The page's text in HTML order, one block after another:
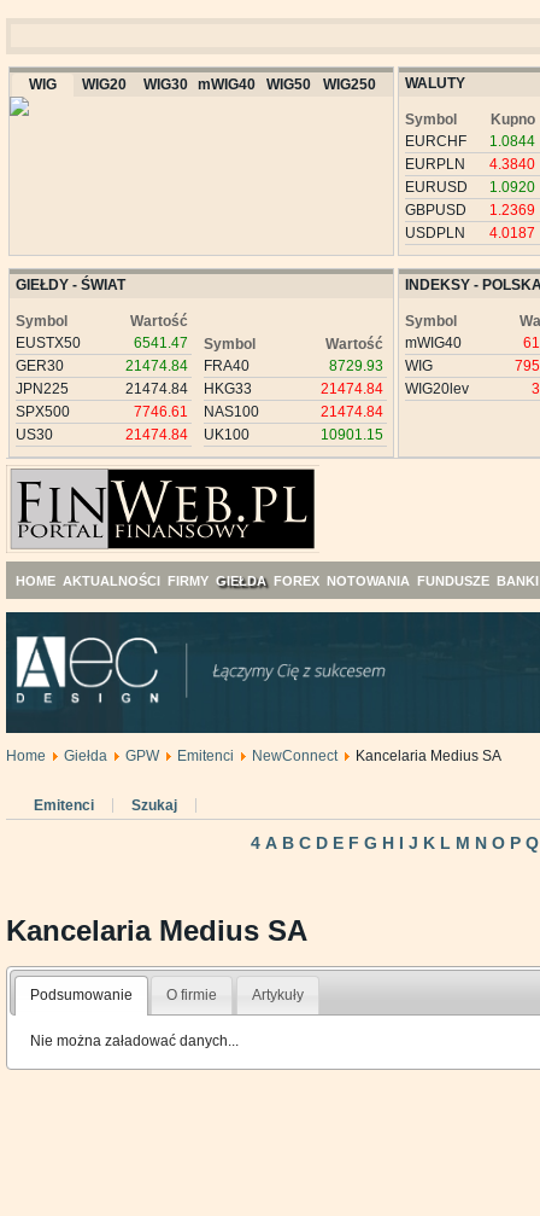
WIG WIG20 WIG30 mWIG40 WIG50 WIG250 WALUTY
Symbol
Kupno
EURCHF
1.0844
EURPLN
4.3840
EURUSD
1.0920
GBPUSD
1.2369
USDPLN
4.0187
GIEŁDY - ŚWIAT
Symbol
Wartość
EUSTX50
6541.47
GER30
21474.84
JPN225
21474.84
SPX500
7746.61
US30
21474.84
Symbol
Wartość
FRA40
8729.93
HKG33
21474.84
NAS100
21474.84
UK100
10901.15
INDEKSY -
Symbol
mWIG40
WIG
WIG20lev
HOME AKTUALNOŚCI FIRMY GIEŁDA FOREX NOTOWANIA FUNDUSZE BANKI
Home Giełda GPW Emitenci NewConnect Kancelaria Medius SA
Emitenci Szukaj
4 A B C D E F G H I J K L M N O P Q
Kancelaria Medius SA
Podsumowanie O firmie Artykuły
Nie można załadować danych...